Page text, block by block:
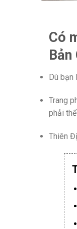
Có
Bản
Dù bạn
Trang
phải
Thiên